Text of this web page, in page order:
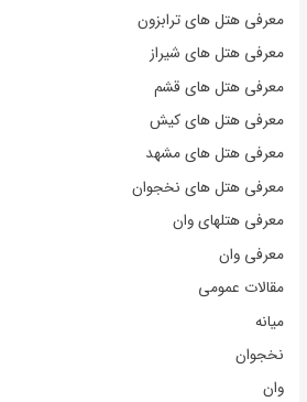
معرفی هتل های ترابزون
معرفی هتل های شیراز
معرفی هتل های قشم
معرفی هتل های کیش
معرفی هتل های مشهد
معرفی هتل های نخجوان
معرفی هتلهای وان
معرفی وان
مقالات عمومی
میانه
نخجوان
وان